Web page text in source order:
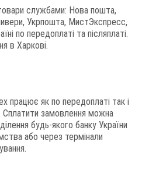
службами: Нова пошта,
Укрпошта, МистЭкспресс,
по передоплаті та післяплаті.
в Харкові.
працює як по передоплаті так і
Сплатити замовлення можна
будь-якого банку України
або через термінали